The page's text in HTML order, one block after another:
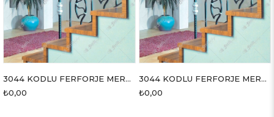
3044 KODLU FERFORJE MERDİVEN
₺0,00
3044 KODLU FERFORJE MERDİVEN
₺0,00